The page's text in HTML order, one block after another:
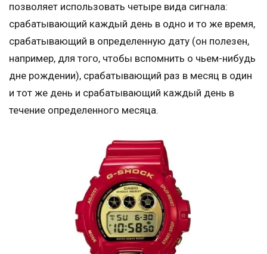
позволяет использовать четыре вида сигнала:
срабатывающий каждый день в одно и то же время,
срабатывающий в определенную дату (он полезен,
например, для того, чтобы вспомнить о чьем-нибудь
дне рождении), срабатывающий раз в месяц в один
и тот же день и срабатывающий каждый день в
течение определенного месяца.